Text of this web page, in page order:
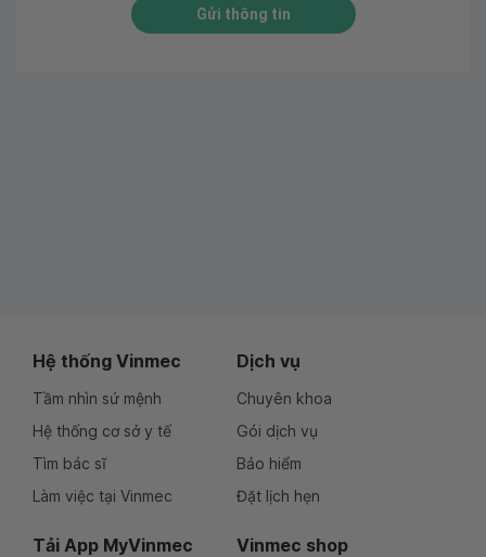
Gửi thông tin
Hệ thống Vinmec
Tầm nhìn sứ mệnh
Hệ thống cơ sở y tế
Tìm bác sĩ
Làm việc tại Vinmec
Dịch vụ
Chuyên khoa
Gói dịch vụ
Bảo hiểm
Đặt lịch hẹn
Tải App MyVinmec Vinmec shop